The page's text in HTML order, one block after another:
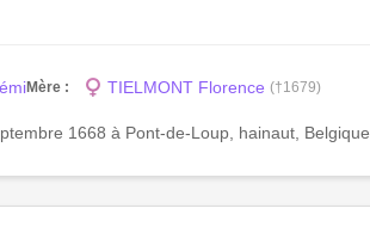
Mère : TIELMONT Florence (†1679)
1668 à Pont-de-Loup, hainaut, Belgique